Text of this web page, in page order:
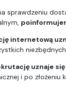
sprawdzeniu
internetową
uznaje się
i po złożeniu